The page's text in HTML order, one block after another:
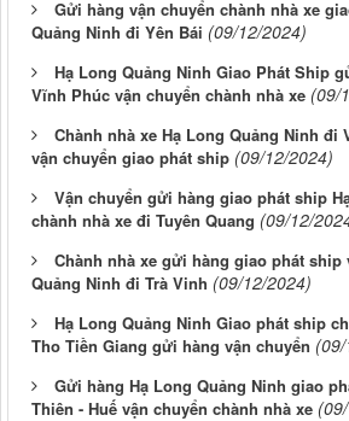
Gửi hàng vận chuyển chành nhà xe
Quảng Ninh đi Yên Bái (09/12/2024)
Hạ Long Quảng Ninh Giao Phát Ship
Vĩnh Phúc vận chuyển chành nhà xe (09/
Chành nhà xe Hạ Long Quảng Ninh
vận chuyển giao phát ship (09/12/2024)
Vận chuyển gửi hàng giao phát ship
chành nhà xe đi Tuyên Quang (09/12/
Chành nhà xe gửi hàng giao phát ship
Quảng Ninh đi Trà Vinh (09/12/2024)
Hạ Long Quảng Ninh Giao phát ship
Tho Tiền Giang gửi hàng vận chuyển
Gửi hàng Hạ Long Quảng Ninh giao
Thiên - Huế vận chuyển chành nhà xe